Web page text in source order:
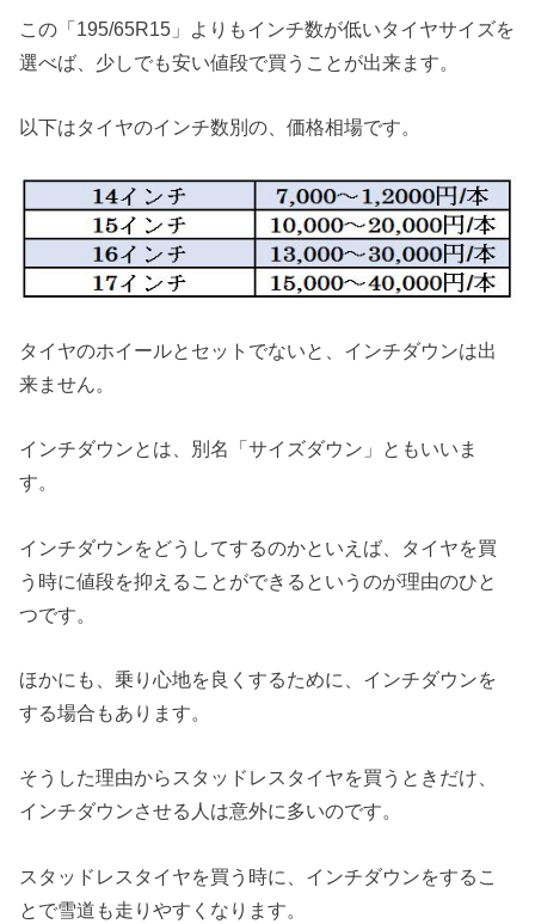
この「195/65R15」よりもインチ数が低いタイヤサイズを
選べば、少しでも安い値段で買うことが出来ます。
以下はタイヤのインチ数別の、価格相場です。
タイヤのホイールとセットでないと、インチダウンは出
来ません。
インチダウンとは、別名「サイズダウン」ともいいま
す。
インチダウンをどうしてするのかといえば、タイヤを買
う時に値段を抑えることができるというのが理由のひと
つです。
ほかにも、乗り心地を良くするために、インチダウンを
する場合もあります。
そうした理由からスタッドレスタイヤを買うときだけ、
インチダウンさせる人は意外に多いのです。
スタッドレスタイヤを買う時に、インチダウンをするこ
とで雪道も走りやすくなります。